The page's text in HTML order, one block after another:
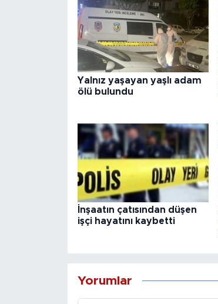
Yalnız yaşayan yaşlı adam
ölü bulundu
İnşaatın çatısından düşen
işçi hayatını kaybetti
Yorumlar